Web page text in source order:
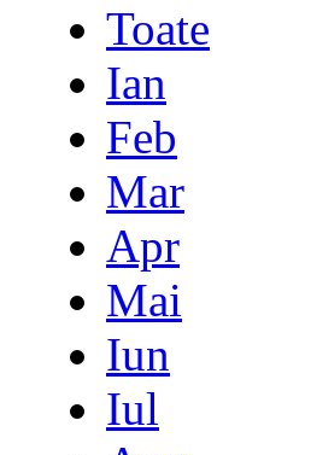
Toate
Ian
Feb
Mar
Apr
Mai
Iun
Iul